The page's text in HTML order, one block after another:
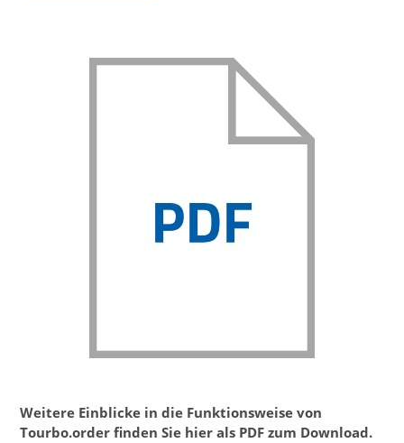
Weitere Einblicke in die Funktionsweise von
Tourbo.order finden Sie hier als PDF zum Download.